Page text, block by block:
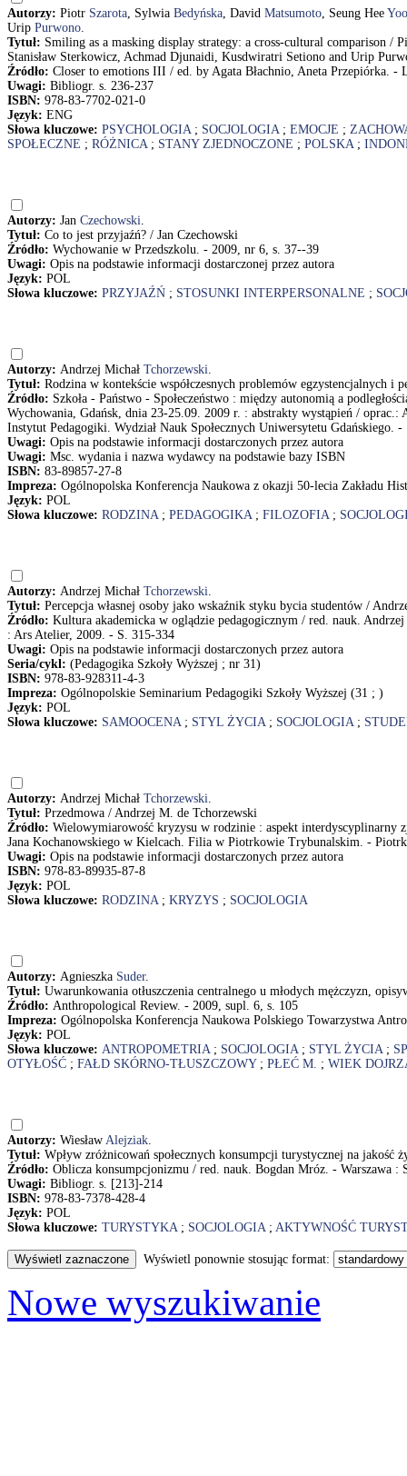
Autorzy: Piotr Szarota, Sylwia Bedyńska, David Matsumoto, Seung Hee Yoo
Urip Purwono.
Tytuł: Smiling as a masking display strategy: a cross-cultural comparison /
Stanisław Sterkowicz, Achmad Djunaidi, Kusdwiratri Setiono and Urip
Źródło: Closer to emotions III / ed. by Agata Błachnio, Aneta Przepiórka.
Uwagi: Bibliogr. s. 236-237
ISBN: 978-83-7702-021-0
Język: ENG
Słowa kluczowe: PSYCHOLOGIA; SOCJOLOGIA; EMOCJE ;
SPOŁECZNE ; RÓŻNICA; STANY ZJEDNOCZONE ; POLSKA;
Autorzy: Jan Czechowski.
Tytuł: Co to jest przyjaźń? / Jan Czechowski
Źródło: Wychowanie w Przedszkolu. - 2009, nr 6, s. 37--39
Uwagi: Opis na podstawie informacji dostarczonej przez autora
Język: POL
Słowa kluczowe: PRZYJAŹŃ ; STOSUNKI INTERPERSONALNE ;
Autorzy: Andrzej Michał Tchorzewski.
Tytuł: Rodzina w kontekście współczesnych problemów egzystencjalnych i
Źródło: Szkoła - Państwo - Społeczeństwo : między autonomią a
Wychowania, Gdańsk, dnia 23-25.09. 2009 r. : abstrakty wystąpień /
Instytut Pedagogiki. Wydział Nauk Społecznych Uniwersytetu
Uwagi: Opis na podstawie informacji dostarczonych przez autora
Uwagi: Msc. wydania i nazwa wydawcy na podstawie bazy ISBN
ISBN: 83-89857-27-8
Impreza: Ogólnopolska Konferencja Naukowa z okazji 50-lecia Zakładu
Język: POL
Słowa kluczowe: RODZINA; PEDAGOGIKA; FILOZOFIA;
Autorzy: Andrzej Michał Tchorzewski.
Tytuł: Percepcja własnej osoby jako wskaźnik styku bycia studentów /
Źródło: Kultura akademicka w oglądzie pedagogicznym / red. nauk.
: Ars Atelier, 2009. - S. 315-334
Uwagi: Opis na podstawie informacji dostarczonych przez autora
Seria/cykl: (Pedagogika Szkoły Wyższej ; nr 31)
ISBN: 978-83-928311-4-3
Impreza: Ogólnopolskie Seminarium Pedagogiki Szkoły Wyższej (31 ; )
Język: POL
Słowa kluczowe: SAMOOCENA; STYL ŻYCIA; SOCJOLOGIA;
Autorzy: Andrzej Michał Tchorzewski.
Tytuł: Przedmowa / Andrzej M. de Tchorzewski
Źródło: Wielowymiarowość kryzysu w rodzinie : aspekt interdyscyplinarny
Jana Kochanowskiego w Kielcach. Filia w Piotrkowie Trybunalskim. -
Uwagi: Opis na podstawie informacji dostarczonych przez autora
ISBN: 978-83-89935-87-8
Język: POL
Słowa kluczowe: RODZINA; KRYZYS ; SOCJOLOGIA
Autorzy: Agnieszka Suder.
Tytuł: Uwarunkowania otłuszczenia centralnego u młodych mężczyzn,
Źródło: Anthropological Review. - 2009, supl. 6, s. 105
Impreza: Ogólnopolska Konferencja Naukowa Polskiego Towarzystwa
Język: POL
Słowa kluczowe: ANTROPOMETRIA; SOCJOLOGIA; STYL ŻYCIA;
OTYŁOŚĆ ; FAŁD SKÓRNO-TŁUSZCZOWY; PŁEĆ M. ; WIEK
Autorzy: Wiesław Alejziak.
Tytuł: Wpływ zróżnicowań społecznych konsumpcji turystycznej na jakość
Źródło: Oblicza konsumpcjonizmu / red. nauk. Bogdan Mróz. - Warszawa :
Uwagi: Bibliogr. s. [213]-214
ISBN: 978-83-7378-428-4
Język: POL
Słowa kluczowe: TURYSTYKA; SOCJOLOGIA; AKTYWNOŚĆ
Wyświetl ponownie stosując format:
Nowe wyszukiwanie